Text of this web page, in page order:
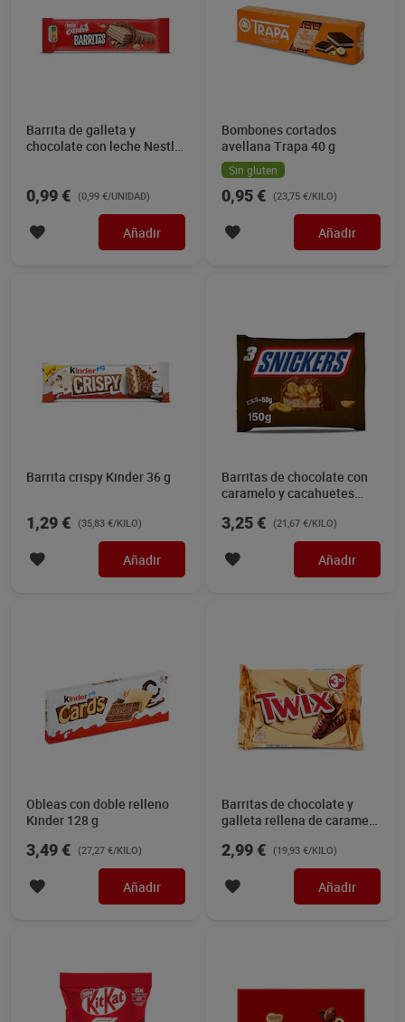
Barrita crispy Kinder 36 g
Barritas de chocolate con
caramelo y cacahuetes
Snickers 150 g
Kinder 128 g
3,49 € (27,27 €/KILO)
Barritas de chocolate y
galleta rellena de caramelo
Twix 150 g
2,99 € (19,93 €/KILO)
Añadir
Chocolate racing cars Kit
Kat 66 g
Sin gluten
2,49 € (37,73 €/KILO)
Bombones surtidos Nestlé
Caja Roja 198 g
5,95 € (30,05 €/KILO)